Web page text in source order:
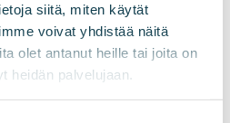
siitä, miten käytät
voivat yhdistää näitä
olet antanut heille tai joita on
heidän palvelujaan.